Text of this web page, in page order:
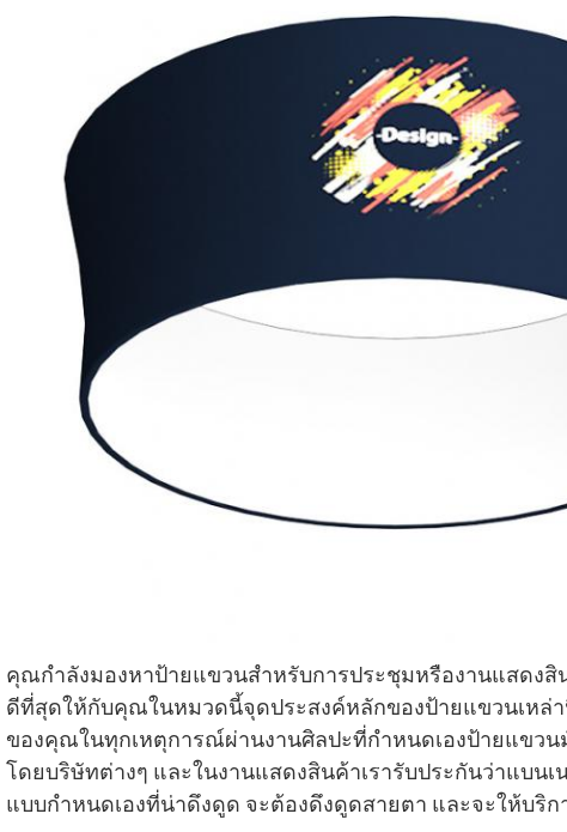
คุณกำลังมองหาป้ายแขวนสำหรับการประชุมหรืองานแสดงสิ
ดีที่สุดให้กับคุณในหมวดนี้จุดประสงค์หลักของป้ายแขวนเหล่
ของคุณในทุกเหตุการณ์ผ่านงานศิลปะที่กำหนดเองป้ายแขวน
โดยบริษัทต่างๆ และในงานแสดงสินค้าเรารับประกันว่าแบน
แบบกำหนดเองที่น่าดึงดูด จะต้องดึงดูดสายตา และจะให้บริ